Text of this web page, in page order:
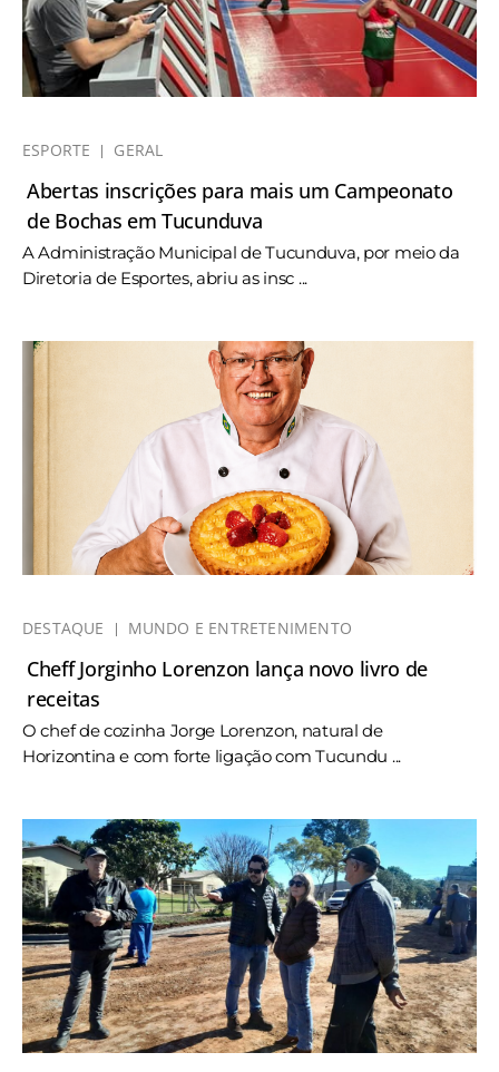
ESPORTE GERAL
Abertas inscrições para mais um Campeonato
de Bochas em Tucunduva
A Administração Municipal de Tucunduva, por meio da
Diretoria de Esportes, abriu as insc ...
DESTAQUE MUNDO E ENTRETENIMENTO
Cheff Jorginho Lorenzon lança novo livro de
receitas
O chef de cozinha Jorge Lorenzon, natural de
Horizontina e com forte ligação com Tucundu ...